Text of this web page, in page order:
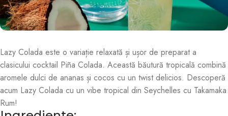
Lazy Colada este o variație relaxată și ușor de preparat a
clasicului cocktail Piña Colada. Această băutură tropicală combină
aromele dulci de ananas și cocos cu un twist delicios. Descoperă
acum Lazy Colada cu un vibe tropical din Seychelles cu Takamaka
Rum!